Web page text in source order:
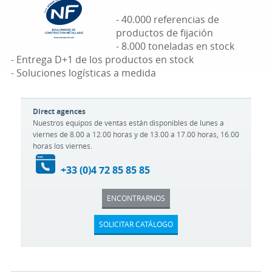
- 40.000 referencias de
productos de fijación
- 8.000 toneladas en stock
- Entrega D+1 de los productos en stock
- Soluciones logísticas a medida
Direct agences
Nuestros equipos de ventas están disponibles de lunes a
viernes de 8.00 a 12.00 horas y de 13.00 a 17.00 horas, 16.00
horas los viernes.
+33 (0)4 72 85 85 85
ENCONTRARNOS
SOLICITAR CATÁLOGO